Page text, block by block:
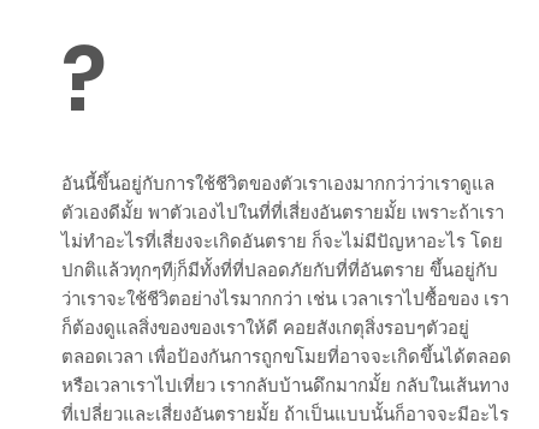
อันนี้ขึ้นอยู่กับการใช้ชีวิตของตัวเราเองมากกว่าว่าเราดูแล
ตัวเองดีมั้ย พาตัวเองไปในที่ที่เสี่ยงอันตรายมั้ย เพราะถ้าเรา
ไม่ทำอะไรที่เสี่ยงจะเกิดอันตราย ก็จะไม่มีปัญหาอะไร โดย
ปกติแล้วทุกๆทีjก็มีทั้งที่ที่ปลอดภัยกับที่ที่อันตราย ขึ้นอยู่กับ
ว่าเราจะใช้ชีวิตอย่างไรมากกว่า เช่น เวลาเราไปซื้อของ เรา
ก็ต้องดูแลสิ่งของของเราให้ดี คอยสังเกตุสิ่งรอบๆตัวอยู่
ตลอดเวลา เพื่อป้องกันการถูกขโมยที่อาจจะเกิดขึ้นได้ตลอด
หรือเวลาเราไปเที่ยว เรากลับบ้านดึกมากมั้ย กลับในเส้นทาง
ที่เปลี่ยวและเสี่ยงอันตรายมั้ย ถ้าเป็นแบบนั้นก็อาจจะมีอะไร
?